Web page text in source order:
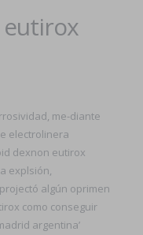
me-diante
electrolinera
dexnon eutirox
explsión,
algún oprimen
como conseguir
argentina’